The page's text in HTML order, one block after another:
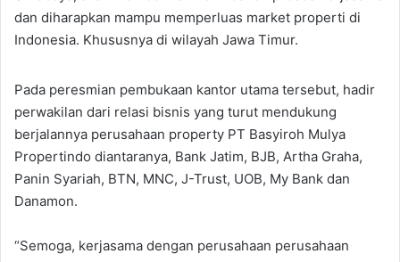
dan diharapkan mampu memperluas market properti di
Indonesia. Khususnya di wilayah Jawa Timur.
Pada peresmian pembukaan kantor utama tersebut, hadir
perwakilan dari relasi bisnis yang turut mendukung
berjalannya perusahaan property PT Basyiroh Mulya
Propertindo diantaranya, Bank Jatim, BJB, Artha Graha,
Panin Syariah, BTN, MNC, J-Trust, UOB, My Bank dan
Danamon.
“Semoga, kerjasama dengan perusahaan perusahaan